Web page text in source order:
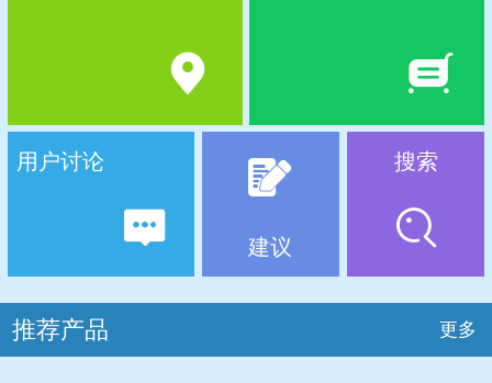
用户讨论
建议
搜索
推荐产品 更多